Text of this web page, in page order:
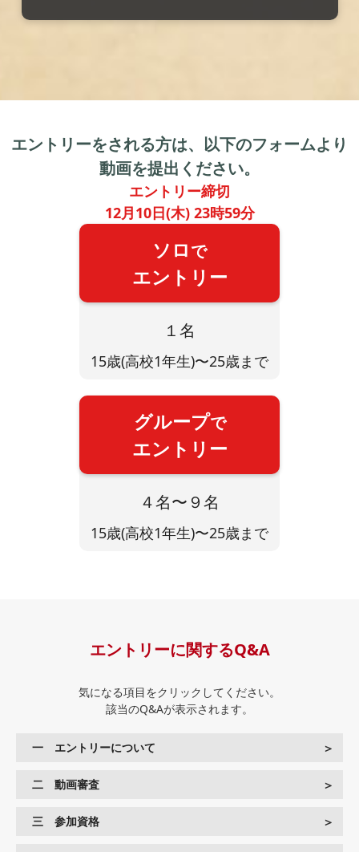
エントリーをされる方は、 以下のフォームより
動画を提出ください。
エントリー締切
12月10日(木) 23時59分
ソロで
エントリー
１名
15歳(高校1年生)〜25歳まで
グループで
エントリー
４名〜９名
15歳(高校1年生)〜25歳まで
エントリーに関するQ&A
気になる項目をクリックしてください。
該当のQ&Aが表示されます。
一 エントリーについて
どうやってエントリーしますか？
提出ください(簡単にデータ提出できます)。
＞
二 動画審査
応募する動画は、どの程度のクオリティが求められますか？
＞
三 参加資格 ＞